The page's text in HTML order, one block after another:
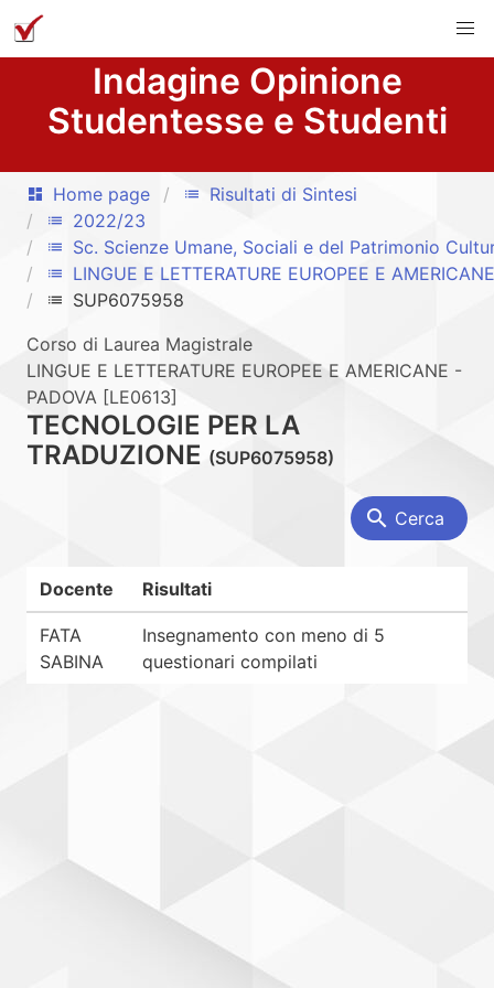
Indagine Opinione
Studentesse e Studenti
dashboard Home page list Risultati di Sintesi
list 2022/23
list Sc. Scienze Umane, Sociali e del Patrimonio
list LINGUE E LETTERATURE EUROPEE E
list
SUP6075958
Corso di Laurea Magistrale
LINGUE E LETTERATURE EUROPEE E AMERICANE -
PADOVA [LE0613]
TECNOLOGIE PER LA
TRADUZIONE (SUP6075958)
search Cerca
Docente Risultati
FATA
SABINA
Insegnamento con meno di 5
questionari compilati